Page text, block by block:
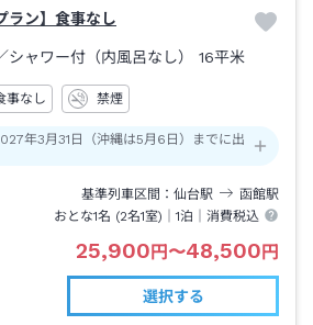
ラン】食事なし
シャワー付（内風呂なし） 16平米
事なし 禁煙
年3月31日（沖縄は5月6日）までに出
基準列車区間 仙台駅 函館駅
おとな1名 (2名1室)｜1泊 ｜消費税込
25,900 円 〜48,500 円
選択する